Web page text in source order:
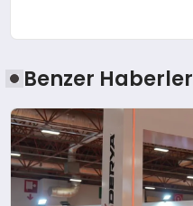
Benzer Haberler